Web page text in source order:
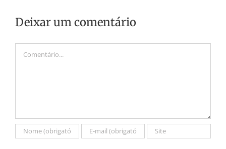
Deixar um comentário
Comentário